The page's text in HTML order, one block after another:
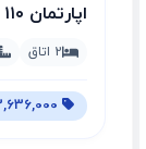
قیمت
2 اتاق